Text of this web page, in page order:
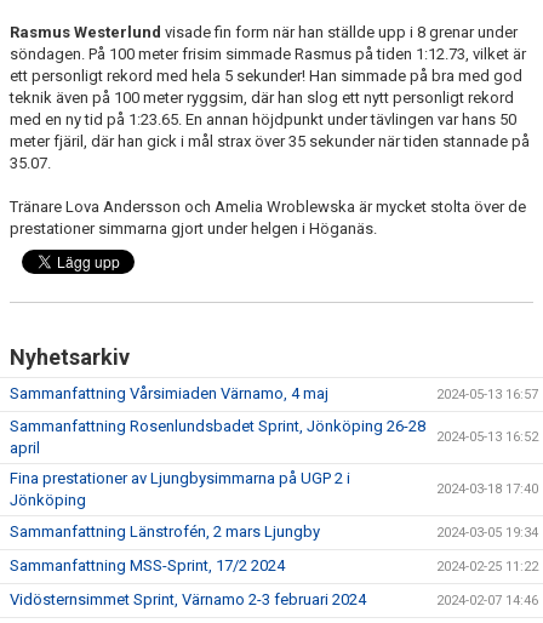
Rasmus Westerlund visade fin form när han ställde upp i 8 grenar under
söndagen. På 100 meter frisim simmade Rasmus på tiden 1:12.73, vilket är
ett personligt rekord med hela 5 sekunder! Han simmade på bra med god
teknik även på 100 meter ryggsim, där han slog ett nytt personligt rekord
med en ny tid på 1:23.65. En annan höjdpunkt under tävlingen var hans 50
meter fjäril, där han gick i mål strax över 35 sekunder när tiden stannade på
35.07.
Tränare Lova Andersson och Amelia Wroblewska är mycket stolta över de
prestationer simmarna gjort under helgen i Höganäs.
Nyhetsarkiv
Sammanfattning Vårsimiaden Värnamo, 4 maj 2024-05-13 16:57
Sammanfattning Rosenlundsbadet Sprint, Jönköping 26-28
april
2024-05-13 16:52
Fina prestationer av Ljungbysimmarna på UGP 2 i
Jönköping
2024-03-18 17:40
Sammanfattning Länstrofén, 2 mars Ljungby 2024-03-05 19:34
Sammanfattning MSS-Sprint, 17/2 2024 2024-02-25 11:22
Vidösternsimmet Sprint, Värnamo 2-3 februari 2024 2024-02-07 14:46